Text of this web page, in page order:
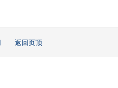
返回页顶